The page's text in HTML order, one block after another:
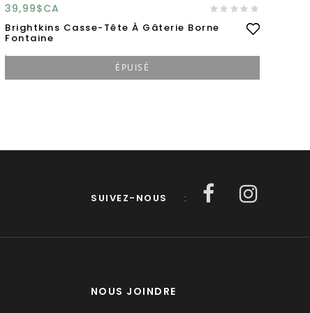
39,99$CA
Brightkins Casse-Tête À Gâterie Borne
Fontaine
ÉPUISÉ
SUIVEZ-NOUS :
NOUS JOINDRE